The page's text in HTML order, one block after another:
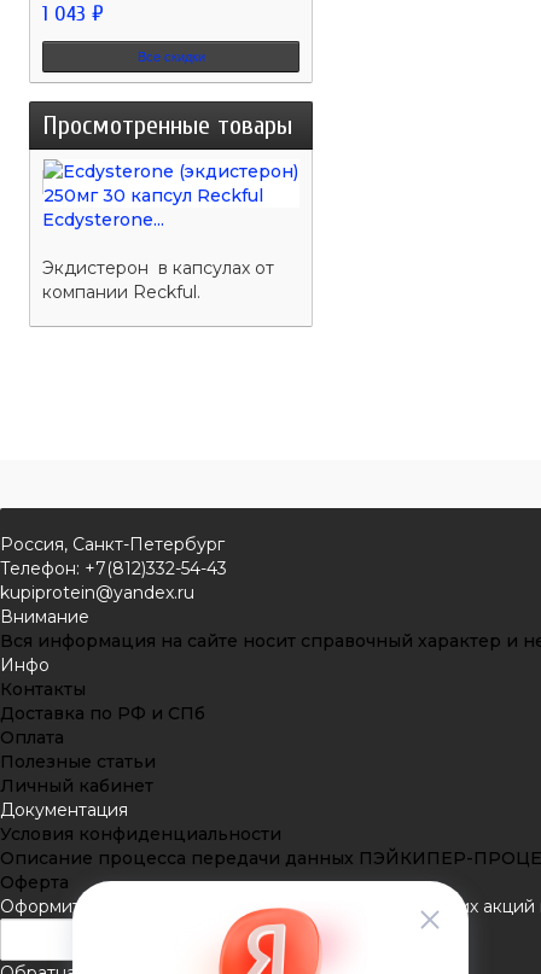
1 043 ₽
Все скидки
Просмотренные товары
Ecdysterone...
Экдистерон в капсулах от
компании Reckful.
Россия, Санкт-Петербург
Телефон: +7(812)332-54-43
kupiprotein@yandex.ru
Внимание
Вся информация на сайте носит справочный характер и
Инфо
Контакты
Доставка по РФ и СПб
Оплата
Полезные статьи
Личный кабинет
Документация
Условия конфиденциальности
Описание процесса передачи данных ПЭЙКИПЕР-
Оферта
Оформить подписку
Подпишитесь на рассылку наших